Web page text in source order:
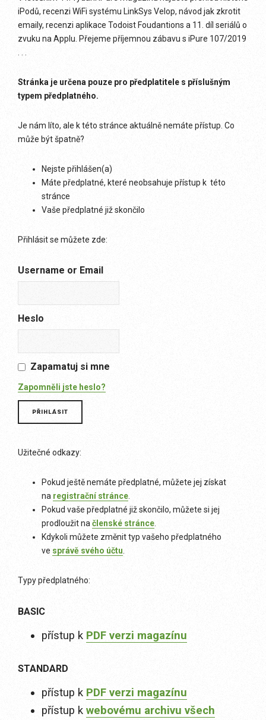
iPodů, recenzi WiFi systému LinkSys Velop, návod jak zkrotit
emaily, recenzi aplikace Todoist Foudantions a 11. díl seriálů o
zvuku na Applu. Přejeme příjemnou zábavu s iPure 107/2019
Stránka je určena pouze pro předplatitele s příslušným
typem předplatného.
Je nám líto, ale k této stránce aktuálně nemáte přístup. Co
může být špatně?
Nejste přihlášen(a)
Máte předplatné, které neobsahuje přístup k této
stránce
Vaše předplatné již skončilo
Přihlásit se můžete zde:
Username or Email
Heslo
Zapamatuj si mne
Zapomněli jste heslo?
Užitečné odkazy:
Pokud ještě nemáte předplatné, můžete jej získat
na registrační stránce
Pokud vaše předplatné již skončilo, můžete si jej
prodloužit na členské stránce
Kdykoli můžete změnit typ vašeho předplatného
ve správě svého účtu
Typy předplatného:
BASIC
přístup k PDF verzi magazínu
STANDARD
přístup k PDF verzi magazínu
přístup k webovému archivu všech